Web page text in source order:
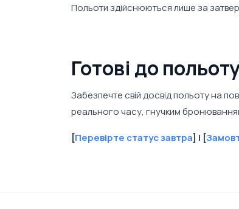
Польоти здійснюються лише за
Готові до
Забезпечте свій досвід польоту на
реального часу, гнучким
[Перевірте статус завтра] | [